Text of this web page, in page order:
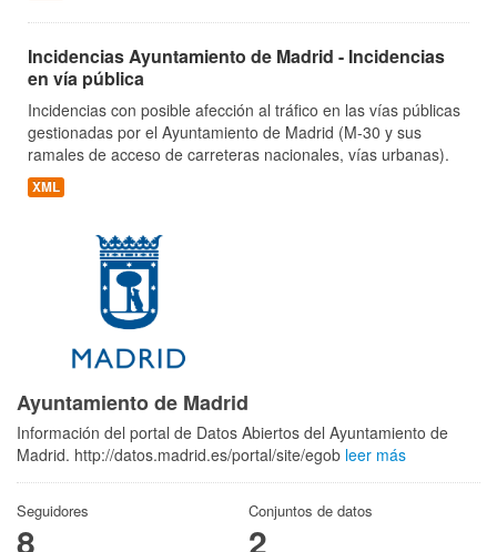
Incidencias Ayuntamiento de Madrid - Incidencias
en vía pública
Incidencias con posible afección al tráfico en las vías públicas
gestionadas por el Ayuntamiento de Madrid (M-30 y sus
ramales de acceso de carreteras nacionales, vías urbanas).
XML
Ayuntamiento de Madrid
Información del portal de Datos Abiertos del Ayuntamiento de
Madrid. http://datos.madrid.es/portal/site/egob leer más
Seguidores
8
Conjuntos de datos
2